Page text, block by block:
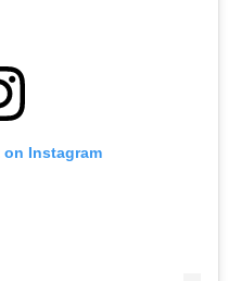
Instagram